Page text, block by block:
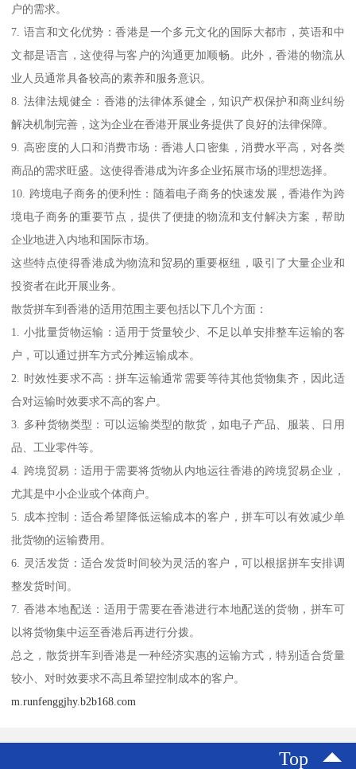
户的需求。
7. 语言和文化优势：香港是一个多元文化的国际大都市，英语和中
文都是语言，这使得与客户的沟通更加顺畅。此外，香港的物流从
业人员通常具备较高的素养和服务意识。
8. 法律法规健全：香港的法律体系健全，知识产权保护和商业纠纷
解决机制完善，这为企业在香港开展业务提供了良好的法律保障。
9. 高密度的人口和消费市场：香港人口密集，消费水平高，对各类
商品的需求旺盛。这使得香港成为许多企业拓展市场的理想选择。
10. 跨境电子商务的便利性：随着电子商务的快速发展，香港作为跨
境电子商务的重要节点，提供了便捷的物流和支付解决方案，帮助
企业地进入内地和国际市场。
这些特点使得香港成为物流和贸易的重要枢纽，吸引了大量企业和
投资者在此开展业务。
散货拼车到香港的适用范围主要包括以下几个方面：
1. 小批量货物运输：适用于货量较少、不足以单安排整车运输的客
户，可以通过拼车方式分摊运输成本。
2. 时效性要求不高：拼车运输通常需要等待其他货物集齐，因此适
合对运输时效要求不高的客户。
3. 多种货物类型：可以运输类型的散货，如电子产品、服装、日用
品、工业零件等。
4. 跨境贸易：适用于需要将货物从内地运往香港的跨境贸易企业，
尤其是中小企业或个体商户。
5. 成本控制：适合希望降低运输成本的客户，拼车可以有效减少单
批货物的运输费用。
6. 灵活发货：适合发货时间较为灵活的客户，可以根据拼车安排调
整发货时间。
7. 香港本地配送：适用于需要在香港进行本地配送的货物，拼车可
以将货物集中运至香港后再进行分拨。
总之，散货拼车到香港是一种经济实惠的运输方式，特别适合货量
较小、对时效要求不高且希望控制成本的客户。
m.runfenggjhy.b2b168.com
Top